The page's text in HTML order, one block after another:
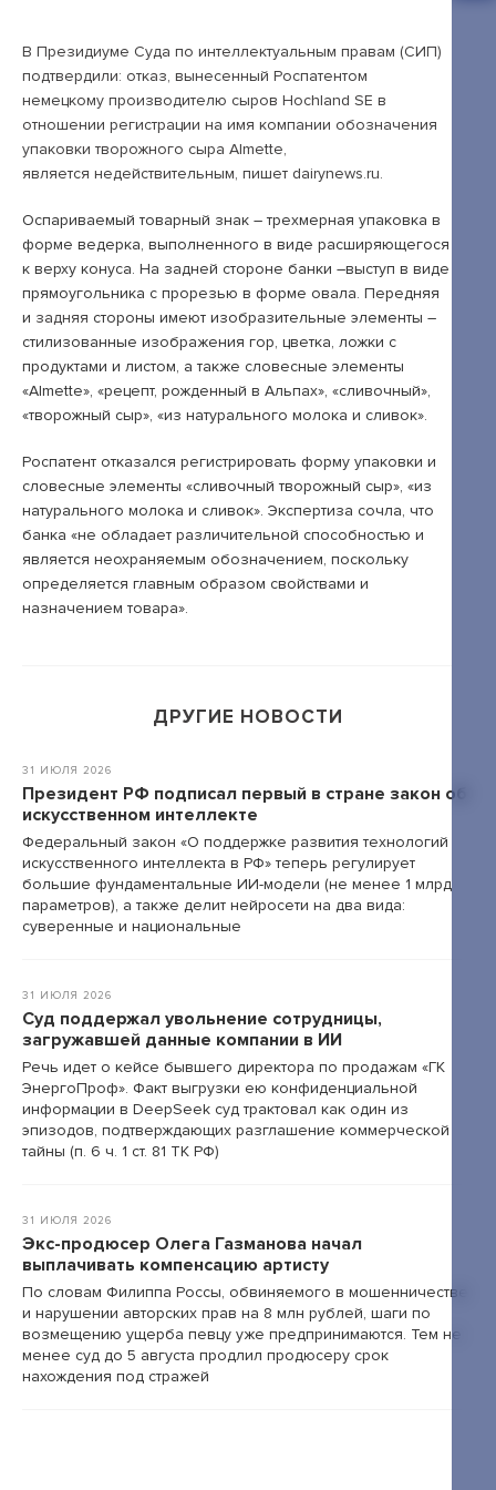
IPQuorum.Музыка
Пользовательское соглашение
Сведения об образовательной организации
Договор-оферта
Согласие на обработку персональных
данных для регистрации на сайте
Согласие на обработку персональных
данных (Cookie)
Политика обработки персональных данных
политике
+7 495 789-00-47
В Президиуме Суда по интеллектуальным правам (СИП)
подтвердили: отказ, вынесенный Роспатентом
немецкому производителю сыров Hochland SE в
отношении регистрации на имя компании обозначения
упаковки творожного сыра Almette,
является недействительным, пишет dairynews.ru.
Оспариваемый товарный знак – трехмерная упаковка в
форме ведерка, выполненного в виде расширяющегося
к верху конуса. На задней стороне банки –выступ в виде
прямоугольника с прорезью в форме овала. Передняя
и задняя стороны имеют изобразительные элементы –
стилизованные изображения гор, цветка, ложки с
продуктами и листом, а также словесные элементы
«Almette», «рецепт, рожденный в Альпах», «сливочный»,
«творожный сыр», «из натурального молока и сливок».
Роспатент отказался регистрировать форму упаковки и
словесные элементы «сливочный творожный сыр», «из
натурального молока и сливок». Экспертиза сочла, что
банка «не обладает различительной способностью и
является неохраняемым обозначением, поскольку
определяется главным образом свойствами и
назначением товара».
ДРУГИЕ НОВОСТИ
31 ИЮЛЯ 2026
Президент РФ подписал первый в стране закон об
искусственном интеллекте
Федеральный закон «О поддержке развития технологий
искусственного интеллекта в РФ» теперь регулирует
большие фундаментальные ИИ-модели (не менее 1 млрд
параметров), а также делит нейросети на два вида:
суверенные и национальные
31 ИЮЛЯ 2026
Суд поддержал увольнение сотрудницы,
загружавшей данные компании в ИИ
Речь идет о кейсе бывшего директора по продажам «ГК
ЭнергоПроф». Факт выгрузки ею конфиденциальной
информации в DeepSeek суд трактовал как один из
эпизодов, подтверждающих разглашение коммерческой
тайны (п. 6 ч. 1 ст. 81 ТК РФ)
31 ИЮЛЯ 2026
Экс-продюсер Олега Газманова начал
выплачивать компенсацию артисту
По словам Филиппа Россы, обвиняемого в мошенничестве
и нарушении авторских прав на 8 млн рублей, шаги по
возмещению ущерба певцу уже предпринимаются. Тем не
менее суд до 5 августа продлил продюсеру срок
нахождения под стражей